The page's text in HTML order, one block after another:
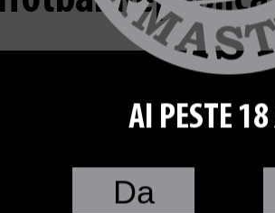
AI PESTE
Da